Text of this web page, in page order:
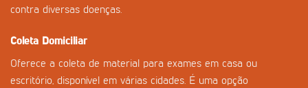
contra diversas doenças.
Coleta Domiciliar
Oferece a coleta de material para exames em casa ou
escritório, disponível em várias cidades. É uma opção